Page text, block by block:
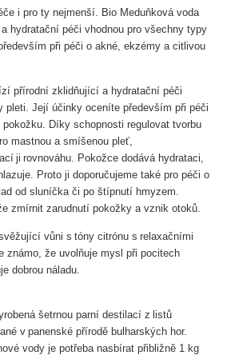
i pro ty nejmenší. Bio Meduňková voda
hydratační péči vhodnou pro všechny typy
při péči o akné, ekzémy a citlivou
přírodní zklidňující a hydratační péči
pleti. Její účinky oceníte především při péči
Díky schopnosti regulovat tvorbu
mastnou a smíšenou pleť,
ji rovnováhu. Pokožce dodává hydrataci,
Proto ji doporučujeme také pro péči o
od sluníčka či po štípnutí hmyzem.
zmírnit zarudnutí pokožky a vznik otoků.
vůni s tóny citrónu s relaxačními
známo, že uvolňuje mysl při pocitech
dobrou náladu.
šetrnou parní destilací z listů
v panenské přírodě bulharských hor.
vody je potřeba nasbírat přibližně 1 kg